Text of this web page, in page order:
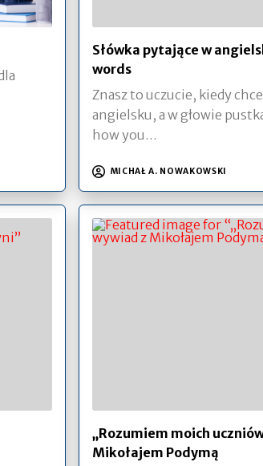
Słówka pytające w
words
Znasz to uczucie, kiedy
angielsku, a w głowie
how you…
MICHAŁ A. NOWAKOWSKI
„Rozumiem moich
Mikołajem Podymą